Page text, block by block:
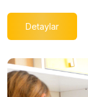
Detaylar